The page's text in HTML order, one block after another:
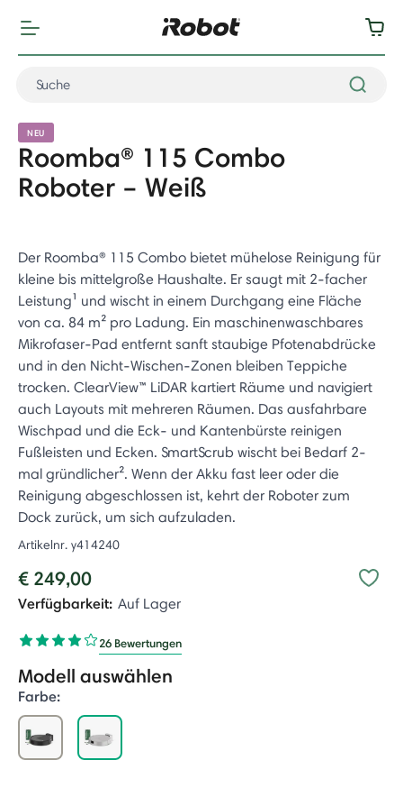
NEU
Roomba® 115 Combo
Roboter – Weiß
Der Roomba® 115 Combo bietet mühelose Reinigung für
kleine bis mittelgroße Haushalte. Er saugt mit 2-facher
Leistung¹ und wischt in einem Durchgang eine Fläche
von ca. 84 m² pro Ladung. Ein maschinenwaschbares
Mikrofaser-Pad entfernt sanft staubige Pfotenabdrücke
und in den Nicht-Wischen-Zonen bleiben Teppiche
trocken. ClearView™ LiDAR kartiert Räume und navigiert
auch Layouts mit mehreren Räumen. Das ausfahrbare
Wischpad und die Eck- und Kantenbürste reinigen
Fußleisten und Ecken. SmartScrub wischt bei Bedarf 2-
mal gründlicher². Wenn der Akku fast leer oder die
Reinigung abgeschlossen ist, kehrt der Roboter zum
Dock zurück, um sich aufzuladen.
Artikelnr. y414240
€ 249,00
Verfügbarkeit: Auf Lager
26 Bewertungen
Modell auswählen
Farbe: